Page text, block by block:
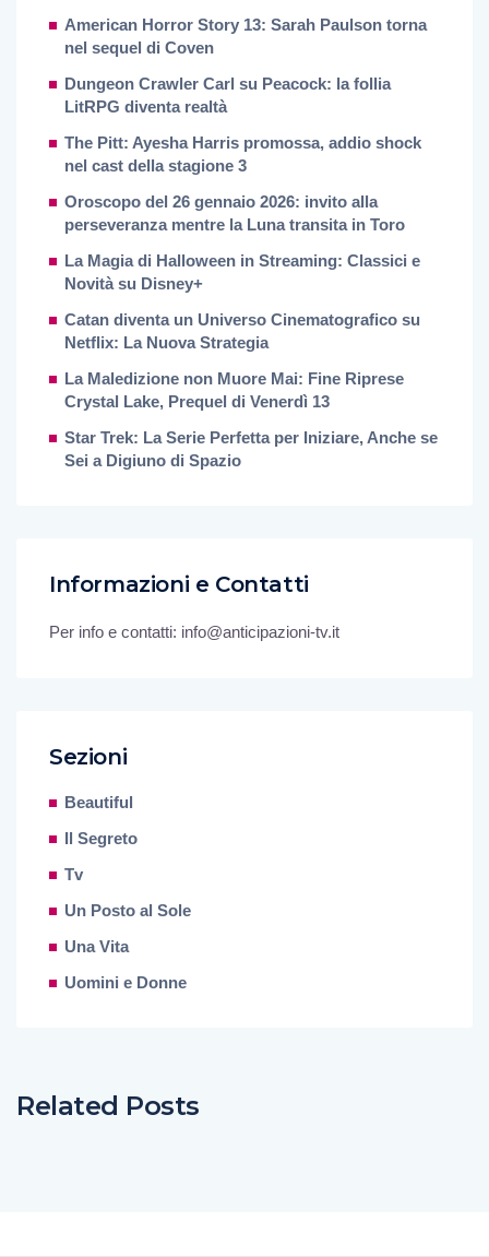
American Horror Story 13: Sarah Paulson torna
nel sequel di Coven
Dungeon Crawler Carl su Peacock: la follia
LitRPG diventa realtà
The Pitt: Ayesha Harris promossa, addio shock
nel cast della stagione 3
Oroscopo del 26 gennaio 2026: invito alla
perseveranza mentre la Luna transita in Toro
La Magia di Halloween in Streaming: Classici e
Novità su Disney+
Catan diventa un Universo Cinematografico su
Netflix: La Nuova Strategia
La Maledizione non Muore Mai: Fine Riprese
Crystal Lake, Prequel di Venerdì 13
Star Trek: La Serie Perfetta per Iniziare, Anche se
Sei a Digiuno di Spazio
Informazioni e Contatti
Per info e contatti: info@anticipazioni-tv.it
Sezioni
Beautiful
Il Segreto
Tv
Un Posto al Sole
Una Vita
Uomini e Donne
Related Posts